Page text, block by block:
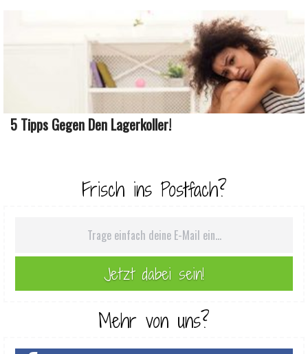
5 Tipps Gegen Den Lagerkoller!
Frisch ins Postfach?
Mehr von uns?